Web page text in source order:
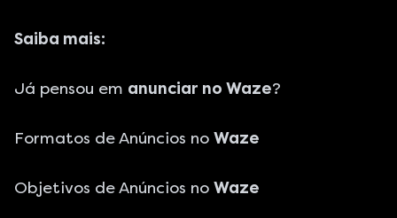
Saiba mais:
Já pensou em anunciar no Waze?
Formatos de Anúncios no Waze
Objetivos de Anúncios no Waze